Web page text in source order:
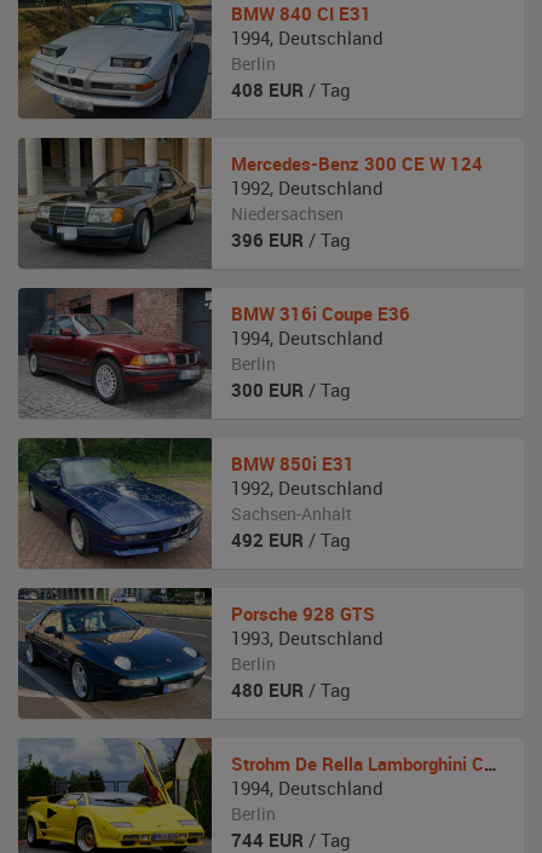
BMW 840 CI E31
1994, Deutschland
Berlin
408 EUR / Tag
Mercedes-Benz 300 CE W 124
1992, Deutschland
Niedersachsen
396 EUR / Tag
BMW 316i Coupe E36
1994, Deutschland
Berlin
300 EUR / Tag
BMW 850i E31
1992, Deutschland
Sachsen-Anhalt
492 EUR / Tag
Porsche 928 GTS
1993, Deutschland
Berlin
480 EUR / Tag
Strohm De Rella Lamborghini Countach
1994, Deutschland
Berlin
744 EUR / Tag